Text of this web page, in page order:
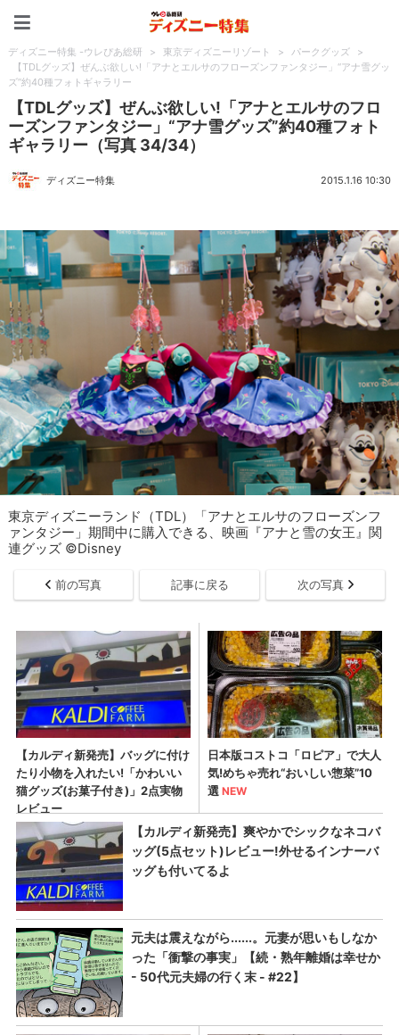
ディズニー特集 -ウレぴあ総研 > 東京ディズニーリゾート > パークグッズ
>
【TDLグッズ】ぜんぶ欲しい!「アナとエルサのフローズンファンタジー」“アナ雪グッ
ズ”約40種フォトギャラリー
【TDLグッズ】ぜんぶ欲しい!「アナとエルサのフロ
ーズンファンタジー」“アナ雪グッズ”約40種フォト
ギャラリー（写真 34/34）
ディズニー特集 2015.1.16 10:30
東京ディズニーランド（TDL）「アナとエルサのフローズンフ
ァンタジー」期間中に購入できる、映画『アナと雪の女王』関
連グッズ ©Disney
前の写真 記事に戻る 次の写真